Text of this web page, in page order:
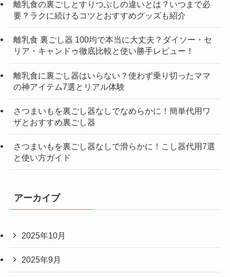
離乳食の裏ごしとすりつぶしの違いとは？いつまで必
要？ラクに続けるコツとおすすめグッズも紹介
離乳食 裏ごし器 100均で本当に大丈夫？ダイソー・セ
リア・キャンドゥ徹底比較と使い勝手レビュー！
離乳食に裏ごし器はいらない？使わず乗り切ったママ
の神アイテム7選とリアル体験
さつまいもを裏ごし器なしでなめらかに！簡単代用ワ
ザとおすすめ裏ごし器
さつまいもを裏ごし器なしで滑らかに！こし器代用7選
と使い方ガイド
アーカイブ
2025年10月
2025年9月